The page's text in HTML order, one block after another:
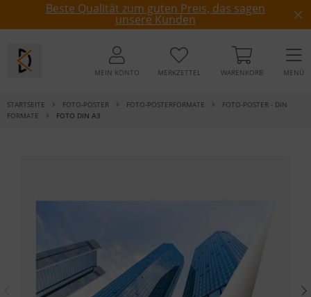
Beste Qualität zum guten Preis, das sagen
unsere Kunden
MEIN KONTO MERKZETTEL WARENKORB MENÜ
STARTSEITE FOTO-POSTER FOTO-POSTERFORMATE
FOTO-POSTER - DIN
FORMATE
FOTO DIN A3